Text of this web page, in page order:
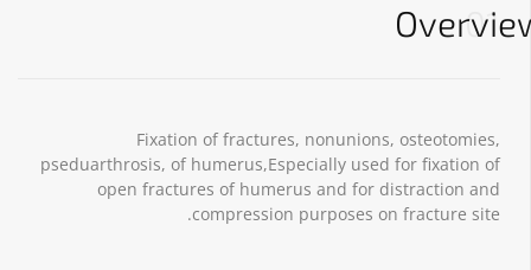
01
Fixation of fractures, nonunions, osteotomies,
pseduarthrosis, of humerus,Especially used for fixation of
open fractures of humerus and for distraction and
compression purposes on fracture site.